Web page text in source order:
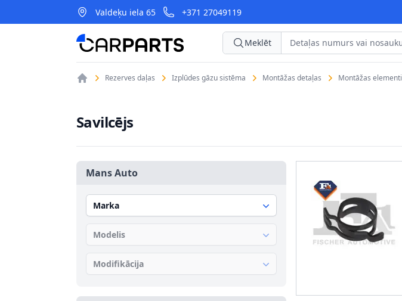
Valdeķu iela 65 +371 27049119
CarParts Meklēt
Rezerves daļas Izplūdes gāzu sistēma Montāžas detaļas Montāžas elementi
Savilcējs
Mans Auto
Marka
Modelis
Modifikācija